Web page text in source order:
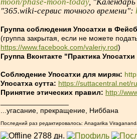
"365.wiki-сервис точного времени":
Группа соблюдения Упосатхи в
(группа закрытая, если не можете
https://www.facebook.com/valeriy.rod)
Группа Вконтакте "Практика
Соблюдение Упосатхи для мирян:
Упосатха сутта: https://suttacentral.net/
Принятие этических правил: http://
...угасание, прекращение, Ниббана
Последний раз редактировалось: Anagarika